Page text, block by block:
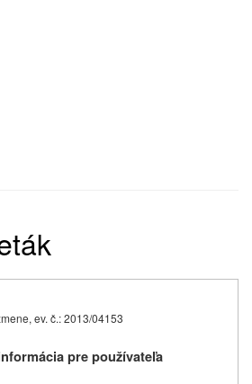
ev. č.: 2013/04153
pre používateľa